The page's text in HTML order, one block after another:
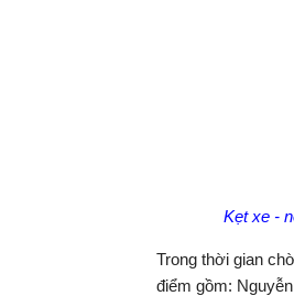
Kẹt xe -
Trong thời gian
điểm gồm: